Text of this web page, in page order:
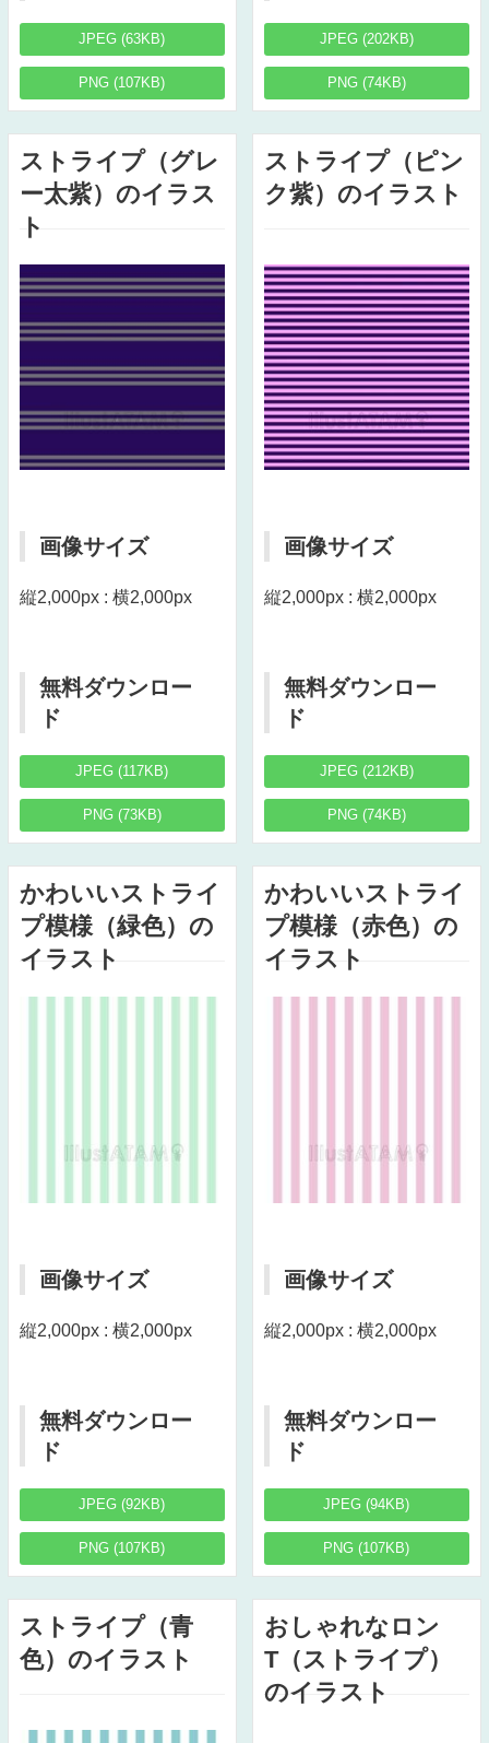
JPEG (63KB)
PNG (107KB)
JPEG (202KB)
PNG (74KB)
ストライプ（グレ
ー太紫）のイラス
ト
画像サイズ
縦2,000px : 横2,000px
無料ダウンロー
ド
JPEG (117KB)
PNG (73KB)
ストライプ（ピン
ク紫）のイラスト
画像サイズ
縦2,000px : 横2,000px
無料ダウンロー
ド
JPEG (212KB)
PNG (74KB)
かわいいストライ
プ模様（緑色）の
イラスト
画像サイズ
縦2,000px : 横2,000px
無料ダウンロー
ド
JPEG (92KB)
PNG (107KB)
かわいいストライ
プ模様（赤色）の
イラスト
画像サイズ
縦2,000px : 横2,000px
無料ダウンロー
ド
JPEG (94KB)
PNG (107KB)
ストライプ（青
色）のイラスト
おしゃれなロン
T（ストライプ）
のイラスト